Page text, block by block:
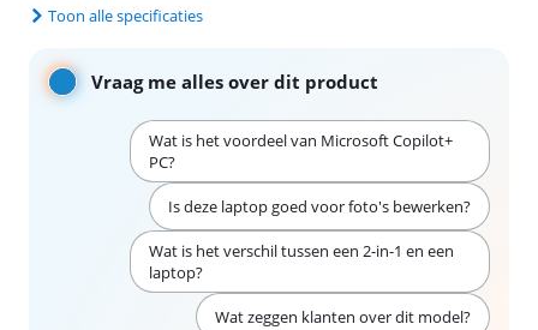
Toon alle specificaties
Vraag me alles over dit product
Wat is het voordeel van Microsoft Copilot+
PC?
Is deze laptop goed voor foto's bewerken?
Wat is het verschil tussen een 2-in-1 en een
laptop?
Wat zeggen klanten over dit model?